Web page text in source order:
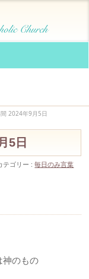
2024年9月5日
5日
テゴリー :毎日のみ言葉
神のもの